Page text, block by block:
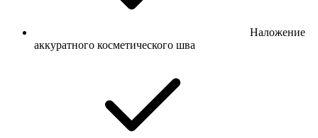
Наложение
аккуратного косметического шва